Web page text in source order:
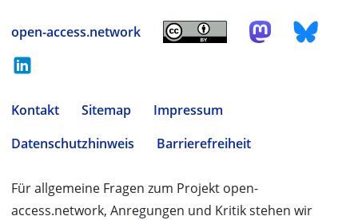
open-access.network
Kontakt Sitemap
Impressum
Datenschutzhinweis
Barrierefreiheit
Für allgemeine Fragen zum Projekt open-
access.network, Anregungen und Kritik stehen wir